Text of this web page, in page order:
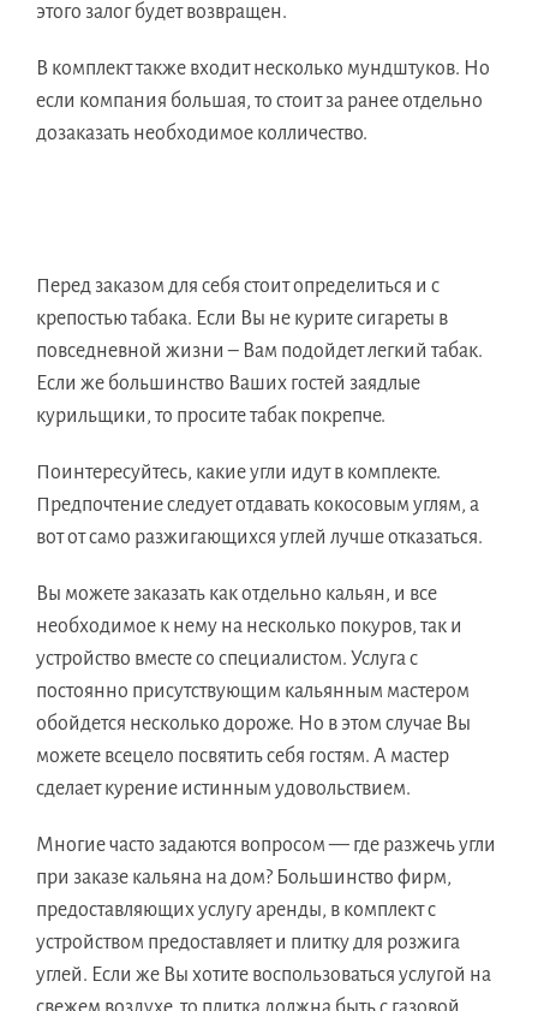
этого залог будет возвращен.
В комплект также входит несколько мундштуков. Но
если компания большая, то стоит за ранее отдельно
дозаказать необходимое колличество.
Перед заказом для себя стоит определиться и с
крепостью табака. Если Вы не курите сигареты в
повседневной жизни – Вам подойдет легкий табак.
Если же большинство Ваших гостей заядлые
курильщики, то просите табак покрепче.
Поинтересуйтесь, какие угли идут в комплекте.
Предпочтение следует отдавать кокосовым углям, а
вот от само разжигающихся углей лучше отказаться.
Вы можете заказать как отдельно кальян, и все
необходимое к нему на несколько покуров, так и
устройство вместе со специалистом. Услуга с
постоянно присутствующим кальянным мастером
обойдется несколько дороже. Но в этом случае Вы
можете всецело посвятить себя гостям. А мастер
сделает курение истинным удовольствием.
Многие часто задаются вопросом — где разжечь угли
при заказе кальяна на дом? Большинство фирм,
предоставляющих услугу аренды, в комплект с
устройством предоставляет и плитку для розжига
углей. Если же Вы хотите воспользоваться услугой на